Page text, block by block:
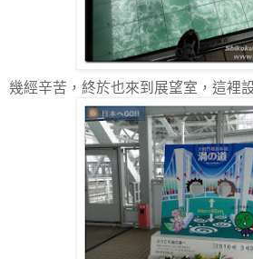
幾經辛苦，終於也來到展望室，這裡